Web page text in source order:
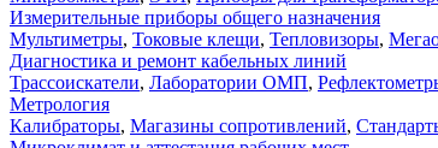
Измерительные приборы общего назначения
Мультиметры, Токовые клещи, Тепловизоры,
Диагностика и ремонт кабельных линий
Трассоискатели, Лаборатории ОМП,
Метрология
Калибраторы, Магазины сопротивлений,